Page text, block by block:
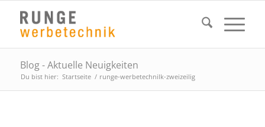
Blog - Aktuelle Neuigkeiten
Du bist hier: Startseite / runge-werbetechnilk-zweizeilig